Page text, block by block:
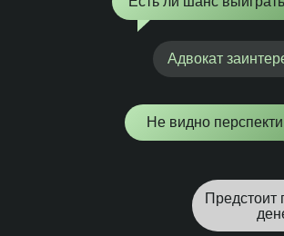
Предстоит
Адвокат
Не видно